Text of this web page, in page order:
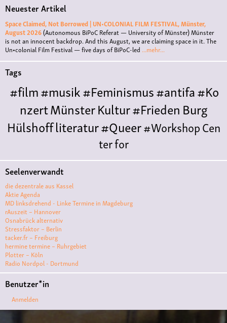
Neuester Artikel
Space Claimed, Not Borrowed | UN•COLONIAL FILM FESTIVAL, Münster,
August 2026(Autonomous BiPoC Referat — University of Münster)Münster
is not an innocent backdrop. And this August, we are claiming space in it. The
Un•colonial Film Festival — five days of BiPoC-led ...mehr...
Tags
#film#musik#Feminismus#antifa#Ko
nzertMünsterKultur#FriedenBurg
Hülshoffliteratur#Queer#WorkshopCen
ter for
LiteraturePolyamoriePolytreff#liveKonzert
Polyamorietreff
MonogamieCNM
ismuskunstantisemitismus
VKqueer#Demo
ve
#film #kino #filmwerkstatt
#filmclub#Münster#BLACKBOXpunk#kino
#menschenrechte
#muenster
Seelenverwandt
die dezentrale aus Kassel
Aktie Agenda
MD linksdrehend - Linke Termine in Magdeburg
rAuszeit – Hannover
Osnabrück alternativ
Stressfaktor – Berlin
tacker.fr – Freiburg
hermine termine – Ruhrgebiet
Plotter – Köln
Radio Nordpol - Dortmund
Benutzer*in
Anmelden